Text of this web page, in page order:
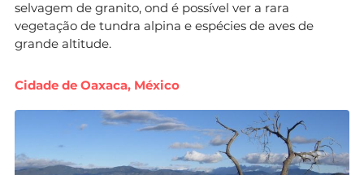
selvagem de granito, ond é possível ver a rara
vegetação de tundra alpina e espécies de aves de
grande altitude.
Cidade de Oaxaca, México